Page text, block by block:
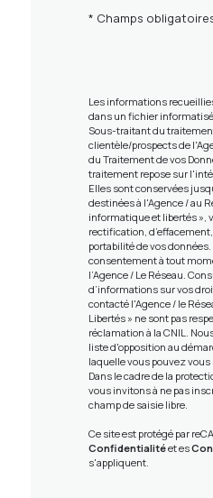
* Champs
Les informations
dans un fichier
Sous-traitant du
clientèle/prospects de
du Traitement de vos
traitement repose sur
Elles sont conservées
destinées à l'Agence / au
informatique et libertés »,
rectification,
portabilité de vos
consentement à tout
l’Agence / Le Réseau.
d’informations sur vos
contacté l'Agence / le
Libertés » ne sont pas
réclamation à la CNIL.
liste d'opposition au
laquelle vous pouvez
Dans le cadre de la
vous invitons à ne pas
champ de saisie libre.
Ce site est protégé par
Confidentialitéet es
s'appliquent.